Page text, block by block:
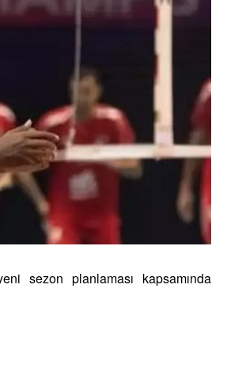
sezon planlaması kapsamında